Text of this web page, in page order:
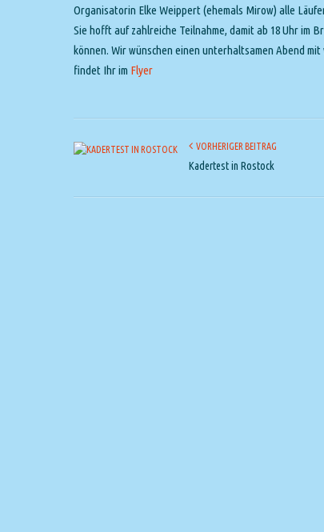
Organisatorin Elke Weippert (ehemals Mirow) alle
Sie hofft auf zahlreiche Teilnahme, damit ab 18 Uhr im
können. Wir wünschen einen unterhaltsamen Abend
findet Ihr im Flyer
VORHERIGER BEITRAG
Kadertest in Rostock